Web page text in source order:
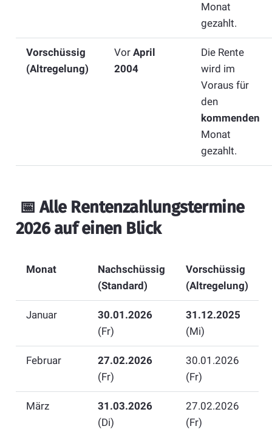
Monat
gezahlt.
Vorschüssig
(Altregelung)
Vor April
2004
Die Rente
wird im
Voraus für
den
kommenden
Monat
gezahlt.
📅Alle Rentenzahlungstermine
2026 auf einen Blick
Monat
Nachschüssig
(Standard)
Vorschüssig
(Altregelung)
Januar
30.01.2026
(Fr)
31.12.2025
(Mi)
Februar
27.02.2026
(Fr)
30.01.2026
(Fr)
März
31.03.2026
(Di)
27.02.2026
(Fr)